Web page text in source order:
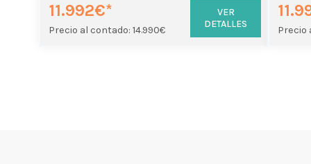
11.992€*
Precio al contado: 14.990€
VER
DETALLES
Precio